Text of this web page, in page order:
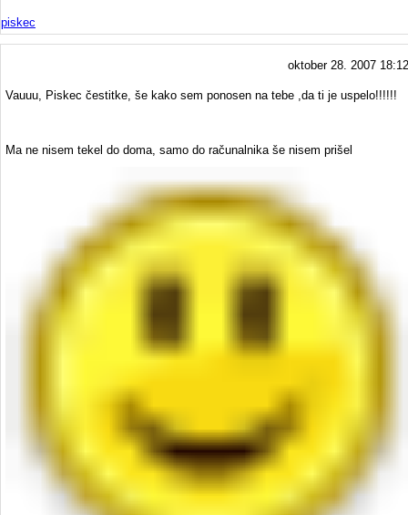
piskec
oktober 28. 2007 18:12
Vauuu, Piskec čestitke, še kako sem ponosen na tebe ,da ti je uspelo!!!!!!
Ma ne nisem tekel do doma, samo do računalnika še nisem prišel